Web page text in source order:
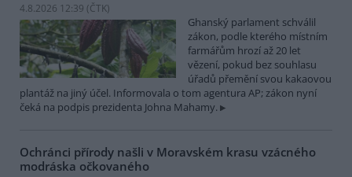
4.8.2026 12:39 (ČTK)
Ghanský parlament schválil
zákon, podle kterého místním
farmářům hrozí až 20 let
vězení, pokud bez souhlasu
úřadů přemění svou kakaovou
plantáž na jiný účel. Informovala o tom agentura AP; zákon nyní
čeká na podpis prezidenta Johna Mahamy.
Ochránci přírody našli v Moravském krasu vzácného
modráska očkovaného